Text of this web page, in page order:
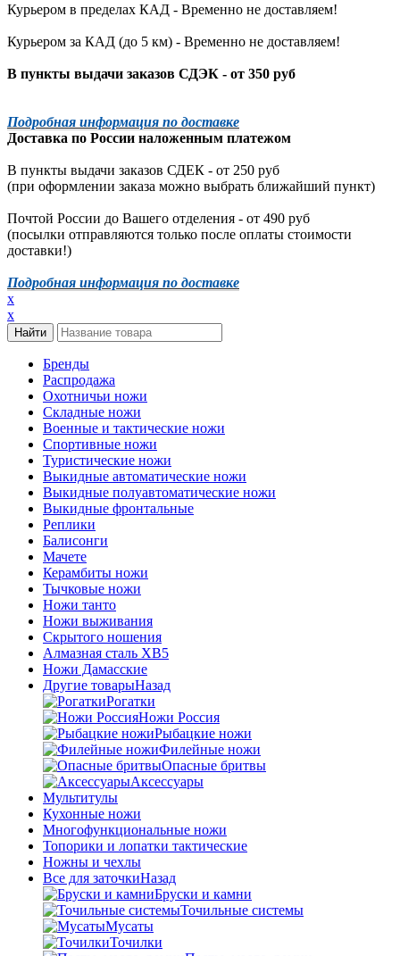
Курьером в пределах КАД - Временно не доставляем!
Курьером за КАД (до 5 км) - Временно не доставляем!
В пункты выдачи заказов СДЭК - от 350 руб
Подробная информация по доставке
Доставка по России наложенным платежом
В пункты выдачи заказов СДЕК - от 250 руб
(при оформлении заказа можно выбрать ближайший пункт)
Почтой России до Вашего отделения - от 490 руб
(посылки отправляются только после оплаты стоимости
доставки!)
Подробная информация по доставке
x
x
Бренды
Распродажа
Охотничьи ножи
Складные ножи
Военные и тактические ножи
Спортивные ножи
Туристические ножи
Выкидные автоматические ножи
Выкидные полуавтоматические ножи
Выкидные фронтальные
Реплики
Балисонги
Мачете
Керамбиты ножи
Тычковые ножи
Ножи танто
Ножи выживания
Скрытого ношения
Алмазная сталь ХВ5
Ножи Дамасские
Другие товарыНазад
Рогатки
Ножи Россия
Рыбацкие ножи
Филейные ножи
Опасные бритвы
Аксессуары
Мультитулы
Кухонные ножи
Многофункциональные ножи
Топорики и лопатки тактические
Ножны и чехлы
Все для заточкиНазад
Бруски и камни
Точильные системы
Мусаты
Точилки